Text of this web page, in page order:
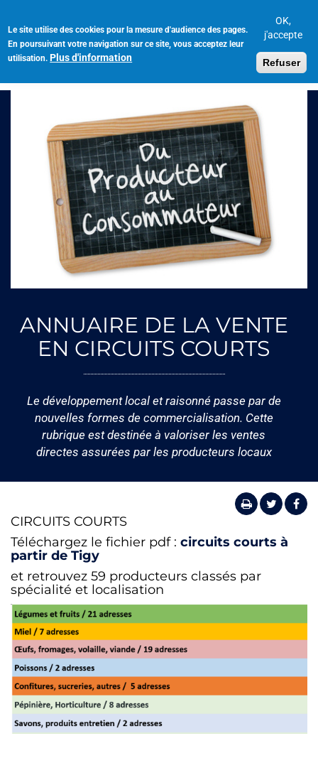
Le site utilise des cookies pour la mesure d'audience des pages.
En poursuivant votre navigation sur ce site, vous acceptez leur
utilisation. Plus d'information
OK,
j'accepte
Refuser
contenu
principal
ANNUAIRE DE LA VENTE
EN CIRCUITS COURTS
Le développement local et raisonné passe par de
nouvelles formes de commercialisation. Cette
rubrique est destinée à valoriser les ventes
directes assurées par les producteurs locaux
CIRCUITS COURTS
Téléchargez le fichier pdf : circuits courts à
partir de Tigy
et retrouvez 59 producteurs classés par
spécialité et localisation